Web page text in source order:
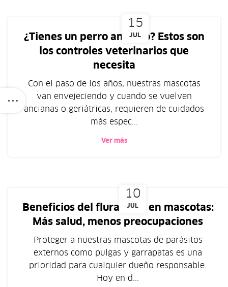
15
JUL
¿Tienes un perro anciano? Estos son
los controles veterinarios que
necesita
Con el paso de los años, nuestras mascotas
van envejeciendo y cuando se vuelven
ancianas o geriátricas, requieren de cuidados
más espec...
Ver más
10
JUL
Beneficios del fluralaner en mascotas:
Más salud, menos preocupaciones
Proteger a nuestras mascotas de parásitos
externos como pulgas y garrapatas es una
prioridad para cualquier dueño responsable.
Hoy en d...